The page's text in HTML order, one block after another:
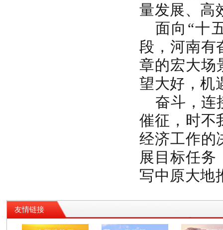
量发展、高
面向“十
段，河南有
章的宏大场
望大好，机
奋斗，连
催征，时不
经济工作的
展目标任务
写中原大地
友情链接